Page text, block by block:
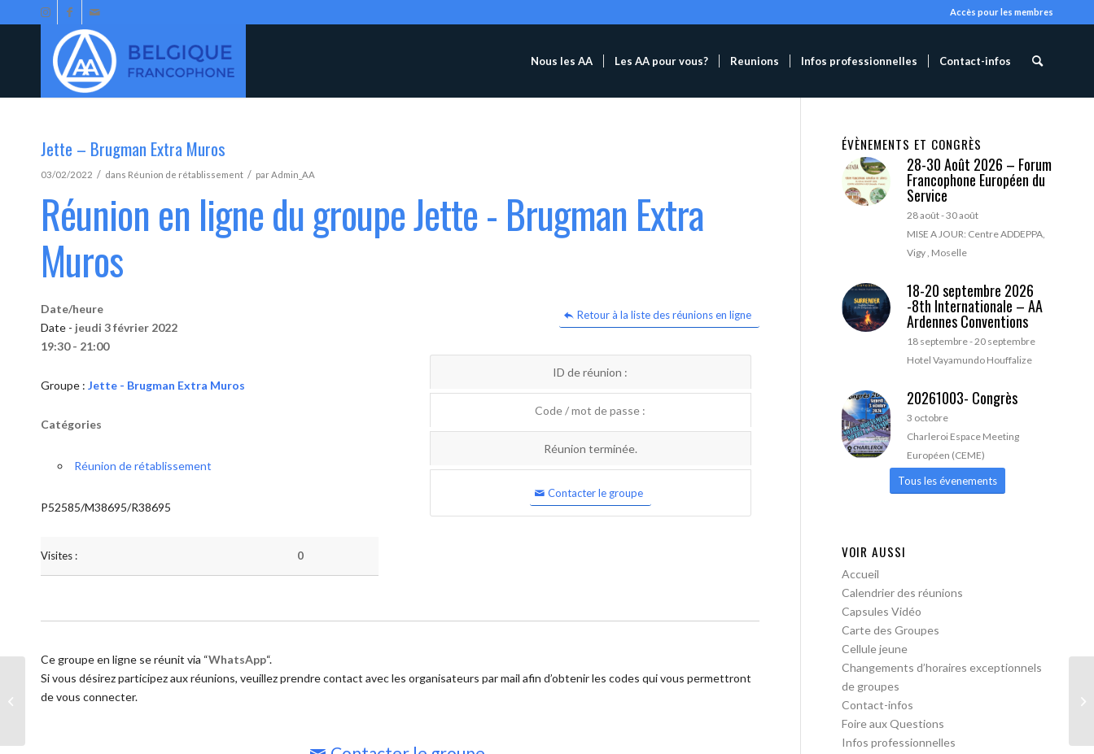
Accès pour les membres
Nous les AA Les AA pour vous? Reunions Infos professionnelles Contact-infos
Jette – Brugman Extra Muros
03/02/2022 / dans Réunion de rétablissement / parAdmin_AA
Réunion en ligne du groupe Jette - Brugman Extra
Muros
Retour à la liste des réunions en ligne
Date/heure
Date - jeudi 3 février 2022
19:30 - 21:00
Groupe : Jette - Brugman Extra Muros
Catégories
Réunion de rétablissement
P52585/M38695/R38695
Visites : 0
ID de réunion :
Code / mot de passe :
Réunion terminée.
Contacter le groupe
Ce groupe en ligne se réunit via “WhatsApp“.
Si vous désirez participez aux réunions, veuillez prendre contact avec les organisateurs par mail afin d’obtenir les codes qui vous permettront
de vous connecter.
ÉVÈNEMENTS ET CONGRÈS
28-30 Août 2026 – Forum
Francophone Européen du
Service
28 août-30 août
MISE A JOUR: Centre ADDEPPA,
Vigy , Moselle
18-20 septembre 2026
-8th Internationale – AA
Ardennes Conventions
18 septembre-20 septembre
Hotel Vayamundo Houffalize
20261003- Congrès
3 octobre
Charleroi Espace Meeting
Européen (CEME)
Tous les évenements
VOIR AUSSI
Accueil
Calendrier des réunions
Capsules Vidéo
Carte des Groupes
Cellule jeune
Changements d’horaires exceptionnels
de groupes
Contact-infos
Foire aux Questions
Infos professionnelles
Jette – Brugman Extra Muros